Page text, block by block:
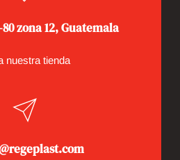
zona 12, Guatemala
nuestra tienda